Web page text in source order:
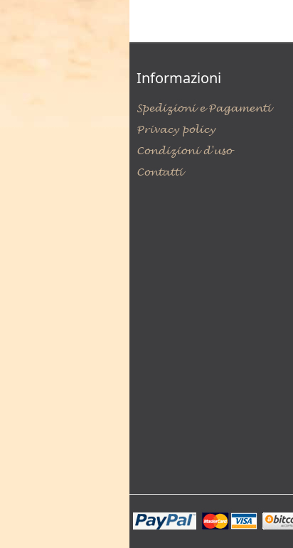
Informazioni
Spedizioni e Pagamenti
Privacy policy
Condizioni d'uso
Contatti